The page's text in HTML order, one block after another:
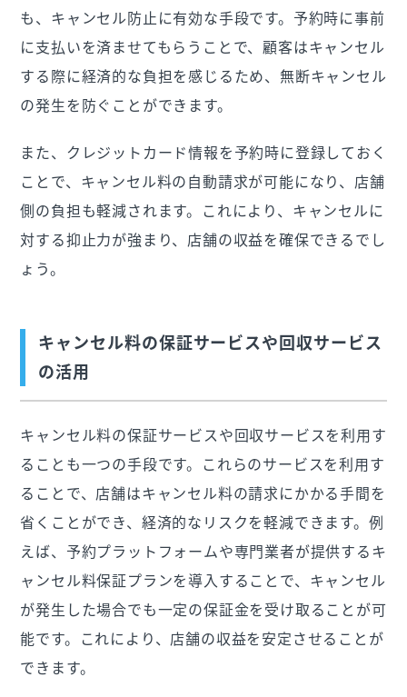
も、キャンセル防止に有効な手段です。予約時に事前
に支払いを済ませてもらうことで、顧客はキャンセル
する際に経済的な負担を感じるため、無断キャンセル
の発生を防ぐことができます。
また、クレジットカード情報を予約時に登録しておく
ことで、キャンセル料の自動請求が可能になり、店舗
側の負担も軽減されます。これにより、キャンセルに
対する抑止力が強まり、店舗の収益を確保できるでし
ょう。
キャンセル料の保証サービスや回収サービス
の活用
キャンセル料の保証サービスや回収サービスを利用す
ることも一つの手段です。これらのサービスを利用す
ることで、店舗はキャンセル料の請求にかかる手間を
省くことができ、経済的なリスクを軽減できます。例
えば、予約プラットフォームや専門業者が提供するキ
ャンセル料保証プランを導入することで、キャンセル
が発生した場合でも一定の保証金を受け取ることが可
能です。これにより、店舗の収益を安定させることが
できます。